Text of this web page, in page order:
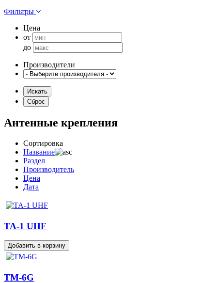
Фильтры
Цена
от
до
Производители
Антенные крепления
Сортировка
Название
Раздел
Производитель
Цена
Дата
TA-1 UHF
TM-6G